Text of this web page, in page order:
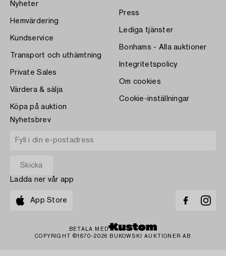
Nyheter
Hemvärdering
Kundservice
Transport och uthämtning
Private Sales
Värdera & sälja
Köpa på auktion
Press
Lediga tjänster
Bonhams - Alla auktioner
Integritetspolicy
Om cookies
Cookie-inställningar
Nyhetsbrev
Ladda ner vår app
App Store
BETALA MED
COPYRIGHT ©1870-2026 BUKOWSKI AUKTIONER AB